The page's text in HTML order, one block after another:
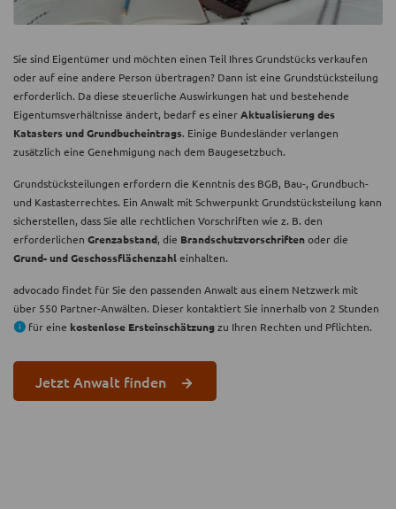
Sie sind Eigentümer und möchten einen Teil Ihres Grundstücks verkaufen
oder auf eine andere Person übertragen? Dann ist eine Grundstücksteilung
erforderlich. Da diese steuerliche Auswirkungen hat und bestehende
Eigentumsverhältnisse ändert, bedarf es einerAktualisierung des
Katasters und Grundbucheintrags. Einige Bundesländer verlangen
zusätzlich eine Genehmigung nach dem Baugesetzbuch.
Grundstücksteilungen erfordern die Kenntnis des BGB, Bau-, Grundbuch-
und Kastasterrechtes. Ein Anwalt mit Schwerpunkt Grundstücksteilung kann
sicherstellen, dass Sie alle rechtlichen Vorschriften wie z. B. den
erforderlichen Grenzabstand, die Brandschutzvorschriftenoder die
Grund- und Geschossflächenzahleinhalten.
advocado findet für Sie den passenden Anwalt aus einem Netzwerk mit
über 550 Partner-Anwälten. Dieser kontaktiert Sie innerhalb von 2 Stunden
für eine kostenlose Ersteinschätzungzu Ihren Rechten und Pflichten.
Jetzt Anwalt finden